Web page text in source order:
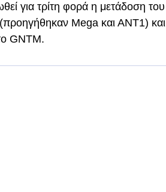
για τρίτη φορά η μετάδοση του
(προηγήθηκαν Mega και ΑΝΤ1) και
GNTM.